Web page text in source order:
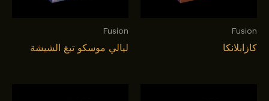
Fusion
كازابلانكا
Fusion
ليالي موسكو تبغ الشيشة